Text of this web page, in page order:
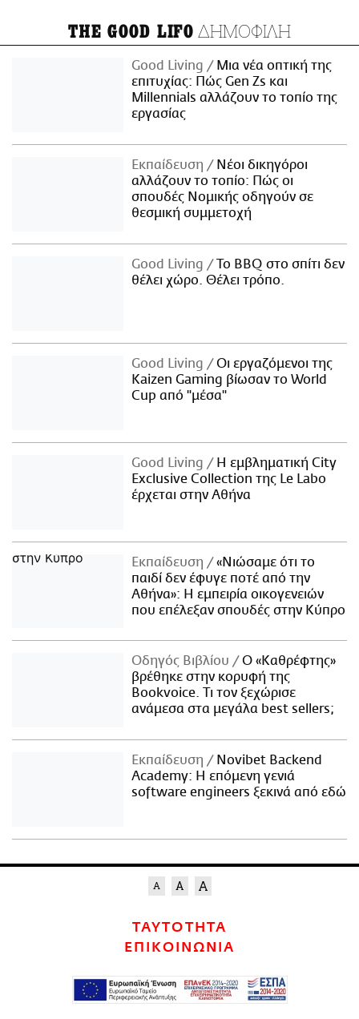
THE GOOD LIFO ΔΗΜΟΦΙΛΗ
Good Living
Μια νέα οπτική της
επιτυχίας: Πώς Gen Zs και
Millennials αλλάζουν το τοπίο της
εργασίας
Εκπαίδευση
Νέοι δικηγόροι
αλλάζουν το τοπίο: Πώς οι
σπουδές Νομικής οδηγούν σε
θεσμική συμμετοχή
Good Living
Το BBQ στο σπίτι δεν
θέλει χώρο. Θέλει τρόπο.
Good Living
Οι εργαζόμενοι της
Kaizen Gaming βίωσαν το World
Cup από "μέσα"
Good Living
Η εμβληματική City
Exclusive Collection της Le Labo
έρχεται στην Αθήνα
Εκπαίδευση
«Νιώσαμε ότι το
παιδί δεν έφυγε ποτέ από την
Αθήνα»: Η εμπειρία οικογενειών
που επέλεξαν σπουδές στην Κύπρο
Οδηγός Βιβλίου
Ο «Καθρέφτης»
βρέθηκε στην κορυφή της
Bookvoice. Τι τον ξεχώρισε
ανάμεσα στα μεγάλα best sellers;
Εκπαίδευση
Novibet Backend
Academy: Η επόμενη γενιά
software engineers ξεκινά από εδώ
ΤΑΥΤΟΤΗΤΑ
ΕΠΙΚΟΙΝΩΝΙΑ